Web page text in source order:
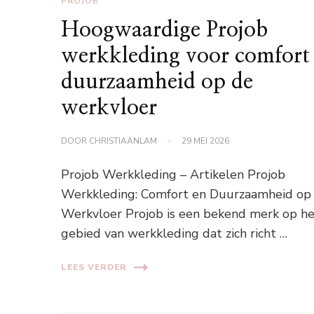
Hoogwaardige Projob
werkkleding voor comfort
duurzaamheid op de
werkvloer
DOOR CHRISTIAANLAM 29 MEI 2026
Projob Werkkleding – Artikelen Projob
Werkkleding: Comfort en Duurzaamheid
Werkvloer Projob is een bekend merk op
gebied van werkkleding dat zich richt …
LEES VERDER